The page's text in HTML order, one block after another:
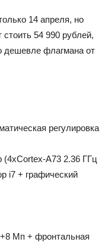
14 апреля, но
54 990 рублей,
дешевле флагмана от
регулировка
(4xCortex-A73 2.36 ГГц
i7 + графический
Мп + фронтальная